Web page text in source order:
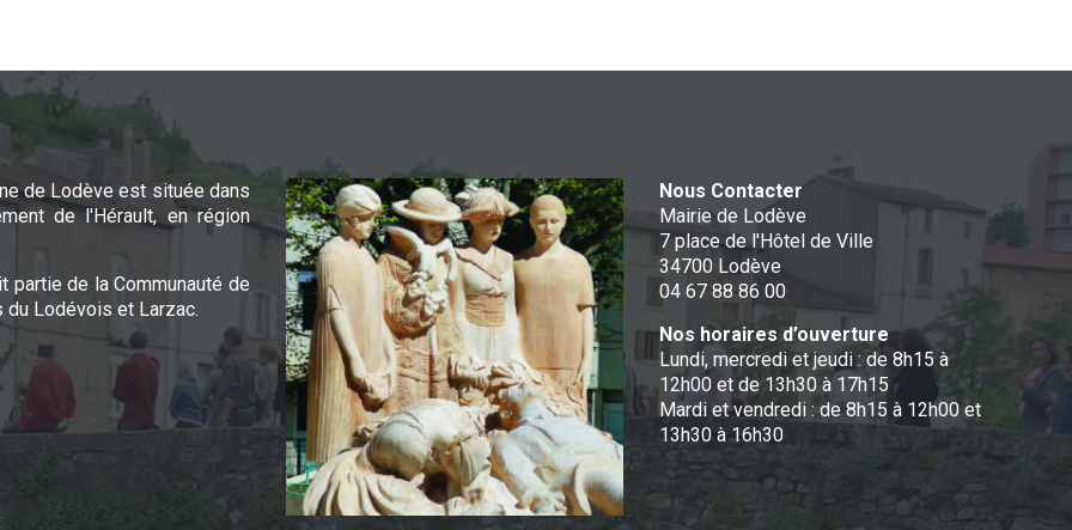
de Lodève est située dans
de l'Hérault, en région
partie de la Communauté de
du Lodévois et Larzac.
Nous Contacter
Mairie de Lodève
7 place de l'Hôtel de Ville
34700 Lodève
04 67 88 86 00
Nos horaires d’ouverture
Lundi, mercredi et jeudi : de 8h15 à
12h00 et de 13h30 à 17h15
Mardi et vendredi : de 8h15 à 12h00 et
13h30 à 16h30